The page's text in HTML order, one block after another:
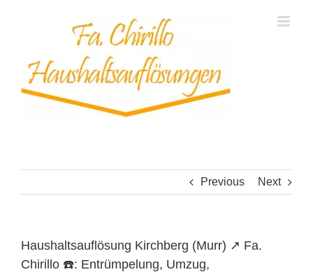
Previous Next
Haushaltsauflösung Kirchberg (Murr) ↗️ Fa.
Chirillo ☎️: Entrümpelung, Umzug,